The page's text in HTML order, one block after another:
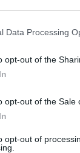
Data Processing
opt-out of the
opt-out of the Sale
opt-out of
tak jak już ktoś